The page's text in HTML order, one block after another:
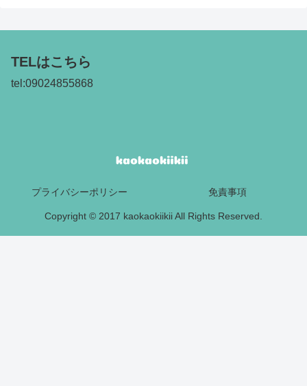
TELはこちら
tel:09024855868
プライバシーポリシー 免責事項
Copyright © 2017 kaokaokiikii All Rights Reserved.